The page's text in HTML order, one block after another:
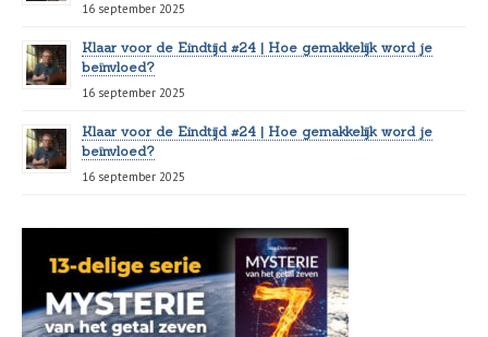
16 september 2025
Klaar voor de Eindtijd #24 | Hoe gemakkelijk word je
beïnvloed?
16 september 2025
Klaar voor de Eindtijd #24 | Hoe gemakkelijk word je
beïnvloed?
16 september 2025